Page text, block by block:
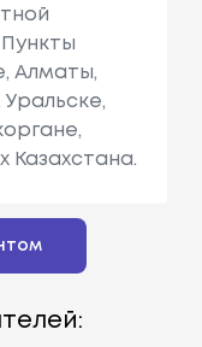
Алматы,
Казахстана.